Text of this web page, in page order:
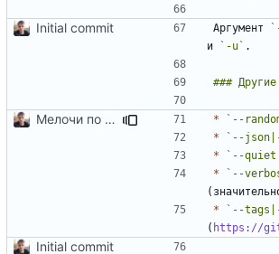
Initial commit Аргумент
и
`-u`
Мелочи по сборке и README *
`--
*
`--
*
`--
*
`--
* `--
( https://
Initial commit